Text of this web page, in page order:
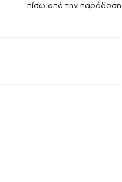
πίσω από την παράδοση